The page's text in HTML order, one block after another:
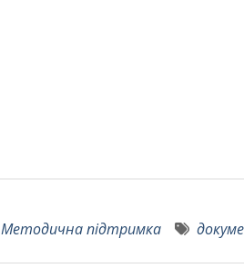
Методична підтримка